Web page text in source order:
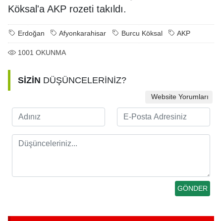
Köksal'a AKP rozeti takıldı.
Erdoğan Afyonkarahisar Burcu Köksal AKP
1001 OKUNMA
SİZİN DÜŞÜNCELERİNİZ?
Website Yorumları